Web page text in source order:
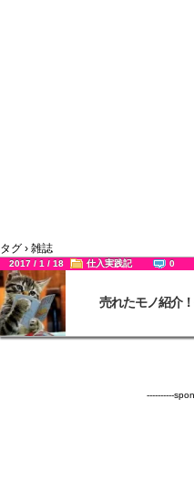
タグ › 雑誌
2017 / 1 / 18 仕入実践記 0
売れたモノ紹介
----------